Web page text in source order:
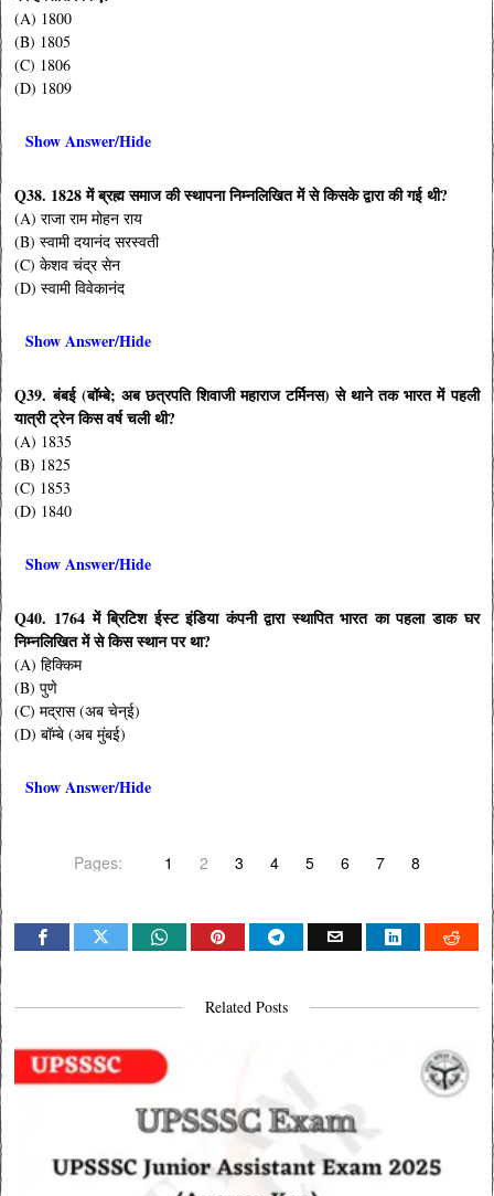
(A) 1800
(B) 1805
(C) 1806
(D) 1809
Show Answer/Hide
Q38. 1828 में ब्रह्म समाज की स्थापना निम्नलिखित में से किसके द्वारा की गई थी?
(A) राजा राम मोहन राय
(B) स्वामी दयानंद सरस्वती
(C) केशव चंद्र सेन
(D) स्वामी विवेकानंद
Show Answer/Hide
Q39. बंबई (बॉम्बे; अब छत्रपति शिवाजी महाराज टर्मिनस) से थाने तक भारत में पहली
यात्री ट्रेन किस वर्ष चली थी?
(A) 1835
(B) 1825
(C) 1853
(D) 1840
Show Answer/Hide
Q40. 1764 में ब्रिटिश ईस्ट इंडिया कंपनी द्वारा स्थापित भारत का पहला डाक घर
निम्नलिखित में से किस स्थान पर था?
(A) हिक्किम
(B) पुणे
(C) मद्रास (अब चेन्ई)
(D) बॉम्बे (अब मुंबई)
Show Answer/Hide
Pages: 1 2 3 4 5 6 7 8
Related Posts